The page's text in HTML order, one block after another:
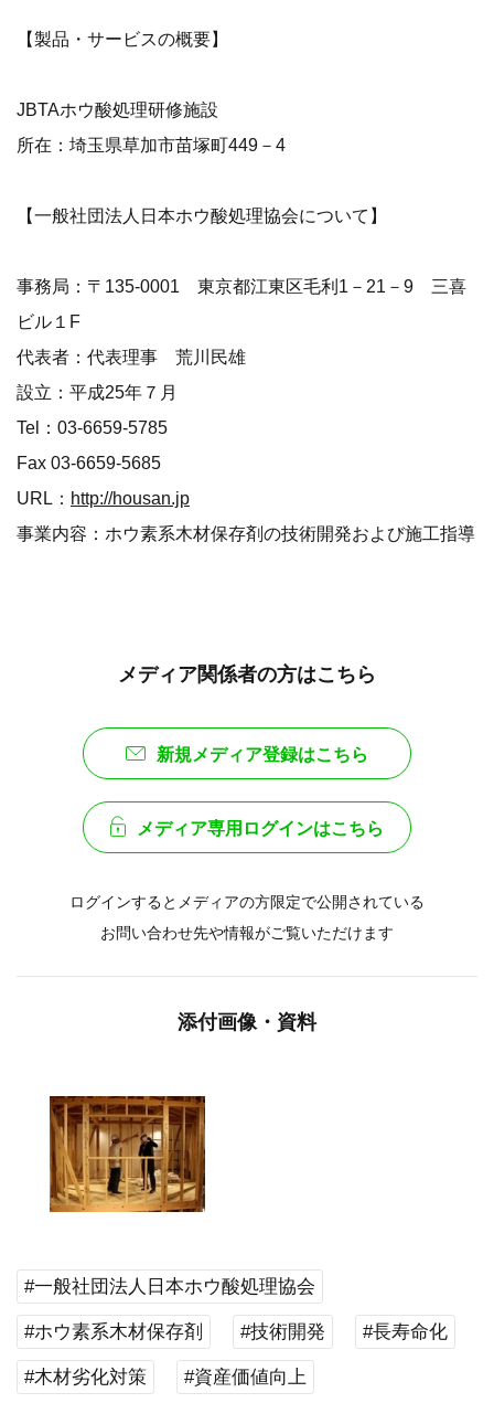
【製品・サービスの概要】
JBTAホウ酸処理研修施設
所在：埼玉県草加市苗塚町449－4
【一般社団法人日本ホウ酸処理協会について】
事務局：〒135-0001 東京都江東区毛利1－21－9 三喜
ビル１F
代表者：代表理事 荒川民雄
設立：平成25年７月
Tel：03-6659-5785
Fax 03-6659-5685
URL： http://housan.jp
事業内容：ホウ素系木材保存剤の技術開発および施工指導
メディア関係者の方はこちら
新規メディア登録はこちら
メディア専用ログインはこちら
ログインするとメディアの方限定で公開されている
お問い合わせ先や情報がご覧いただけます
添付画像・資料
#一般社団法人日本ホウ酸処理協会
#ホウ素系木材保存剤 #技術開発 #長寿命化
#木材劣化対策 #資産価値向上